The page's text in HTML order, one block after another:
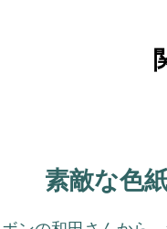
素敵な色